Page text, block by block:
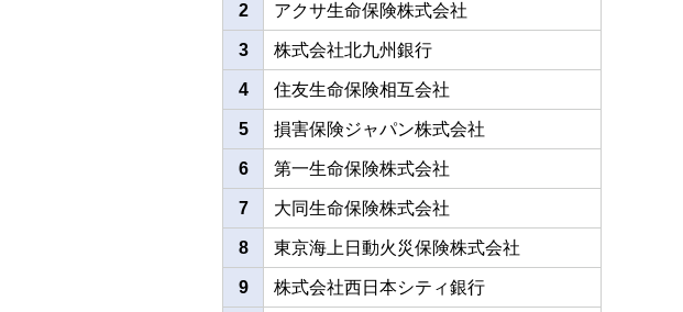
2 アクサ生命保険株式会社
3 株式会社北九州銀行
4 住友生命保険相互会社
5 損害保険ジャパン株式会社
6 第一生命保険株式会社
7 大同生命保険株式会社
8 東京海上日動火災保険株式会社
9 株式会社西日本シティ銀行